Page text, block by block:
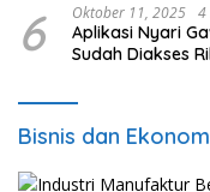
6 Oktober 11, 2025 4
Aplikasi Nyari
Sudah Diakses
Bisnis dan